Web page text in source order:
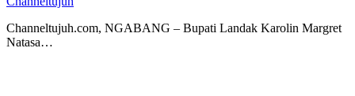
Channeltujuh.com, NGABANG – Bupati Landak Karolin Margret
Natasa…